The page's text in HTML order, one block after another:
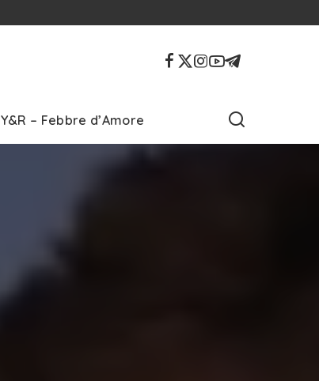
Y&R – Febbre d’Amore